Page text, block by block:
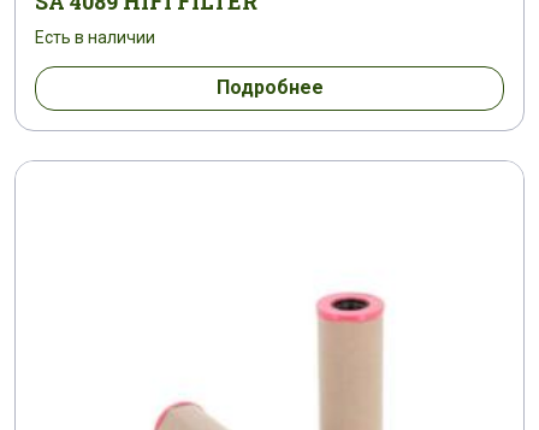
Есть в наличии
Подробнее